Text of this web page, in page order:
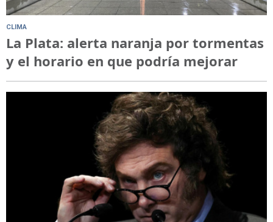
CLIMA
La Plata: alerta naranja por tormentas
y el horario en que podría mejorar